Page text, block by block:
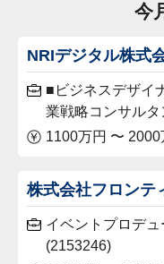
今
NRIデジタル株式
■ビジネスデザイ
業戦略コンサルタ
1100万円 〜 2000
株式会社フロンテ
イベントプロデュ
(2153246)